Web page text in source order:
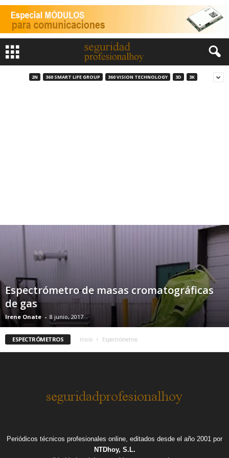
2N 360 SMART LIFE GROUP 360 VISION TECHNOLOGY 3D 3K
Espectrómetro de masas cromatográficas
de gas
Irene Onate - 8 junio, 2017
ESPECTRÓMETROS Inicio Espectrómetros
Periódicos técnicos profesionales online, editados desde el año 2001 por
NTDhoy, S.L.